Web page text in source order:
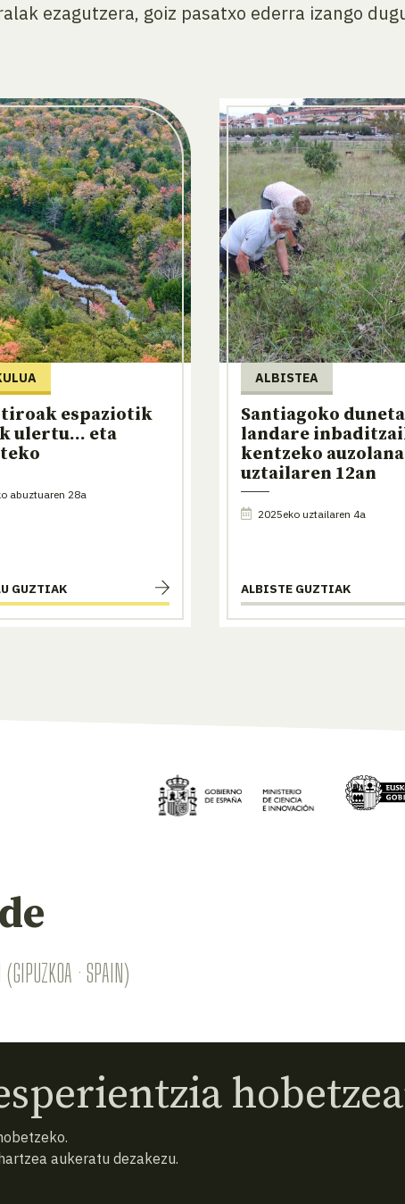
ezagutzera, goiz pasatxo ederra izango
tiroak espaziotik
ulertu... eta
abuztuaren 28a
GUZTIAK
ALBISTEA
Santiagoko
landare
kentzeko auzolana
uztailaren 12an
2025eko uztailaren 4a
ALBISTE GUZTIAK
· SPAIN)
aukeratu dezakezu.